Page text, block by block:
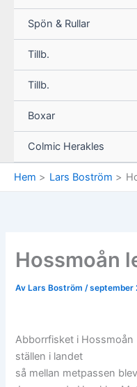
Spön & Rullar
Tillb.
Tillb.
Boxar
Colmic Herakles
Hem Lars Boström
Hossmoån
Av Lars Boström/september
Abborrfisket i Hossmoån
ställen i landet
så mellan metpassen